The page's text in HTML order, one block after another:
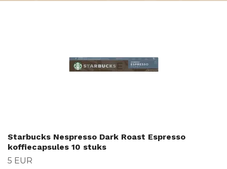
Starbucks Nespresso Dark Roast Espresso
koffiecapsules 10 stuks
5 EUR